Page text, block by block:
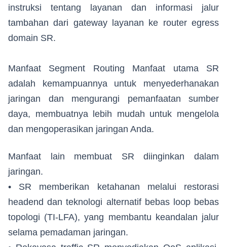
instruksi tentang layanan dan informasi jalur
tambahan dari gateway layanan ke router egress
domain SR.
Manfaat Segment Routing Manfaat utama SR
adalah kemampuannya untuk menyederhanakan
jaringan dan mengurangi pemanfaatan sumber
daya, membuatnya lebih mudah untuk mengelola
dan mengoperasikan jaringan Anda.
Manfaat lain membuat SR diinginkan dalam
jaringan.
• SR memberikan ketahanan melalui restorasi
headend dan teknologi alternatif bebas loop bebas
topologi (TI-LFA), yang membantu keandalan jalur
selama pemadaman jaringan.